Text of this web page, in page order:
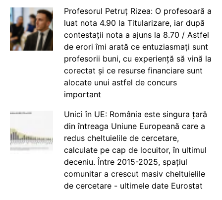
Profesorul Petruț Rizea: O profesoară a
luat nota 4.90 la Titularizare, iar după
contestații nota a ajuns la 8.70 / Astfel
de erori îmi arată ce entuziasmați sunt
profesorii buni, cu experiență să vină la
corectat și ce resurse financiare sunt
alocate unui astfel de concurs
important
Unici în UE: România este singura țară
din întreaga Uniune Europeană care a
redus cheltuielile de cercetare,
calculate pe cap de locuitor, în ultimul
deceniu. Între 2015-2025, spațiul
comunitar a crescut masiv cheltuielile
de cercetare - ultimele date Eurostat